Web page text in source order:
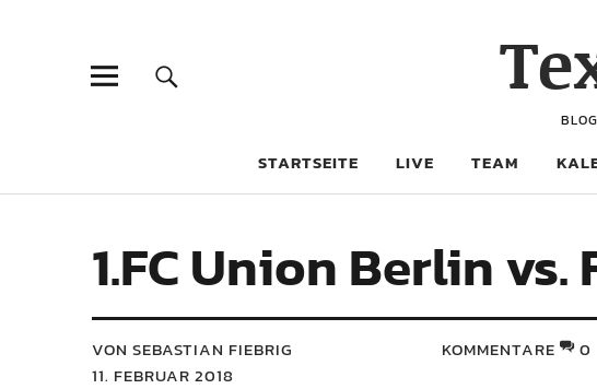
STARTSEITE LIVE TEAM
1.FC Union Berlin
VON SEBASTIAN FIEBRIG
11. FEBRUAR 2018
KOMMENTARE 0